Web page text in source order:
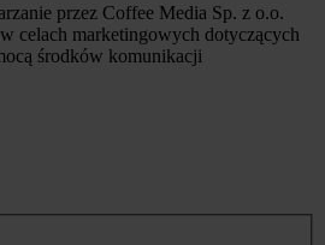
przez Coffee Media Sp. z o.o.
celach marketingowych dotyczących
środków komunikacji